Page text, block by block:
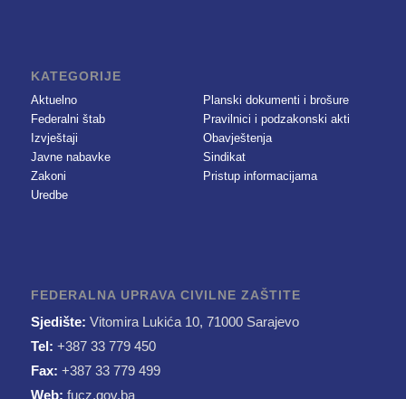
KATEGORIJE
Aktuelno
Federalni štab
Izvještaji
Javne nabavke
Zakoni
Uredbe
Planski dokumenti i brošure
Pravilnici i podzakonski akti
Obavještenja
Sindikat
Pristup informacijama
FEDERALNA UPRAVA CIVILNE ZAŠTITE
Sjedište: Vitomira Lukića 10, 71000 Sarajevo
Tel: +387 33 779 450
Fax: +387 33 779 499
Web: fucz.gov.ba